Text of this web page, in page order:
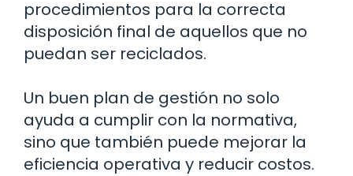
procedimientos para la correcta
disposición final de aquellos que no
puedan ser reciclados.
Un buen plan de gestión no solo
ayuda a cumplir con la normativa,
sino que también puede mejorar la
eficiencia operativa y reducir costos.